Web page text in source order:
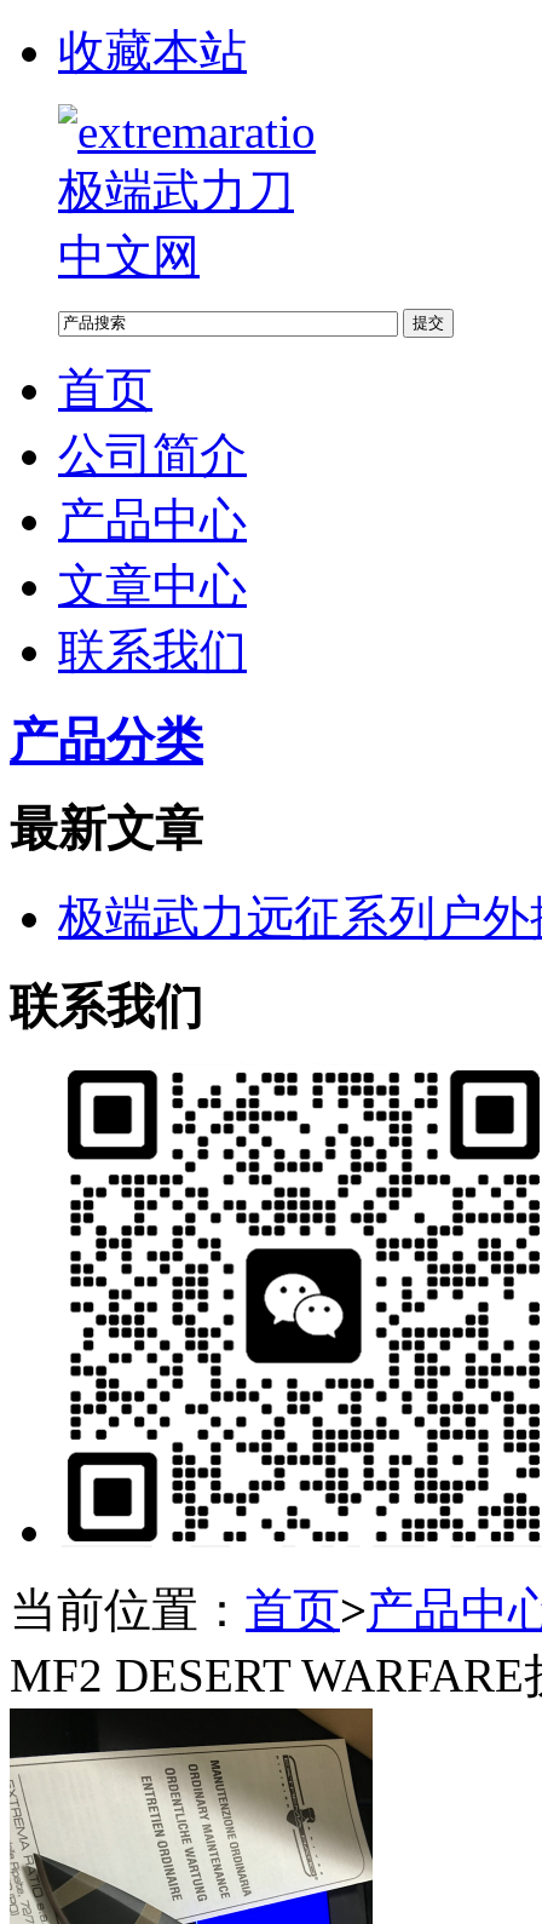
收藏本站
首页
公司简介
产品中心
文章中心
联系我们
产品分类
最新文章
极端武力远征系列户
联系我们
当前位置： 首页>产品中
MF2 DESERT